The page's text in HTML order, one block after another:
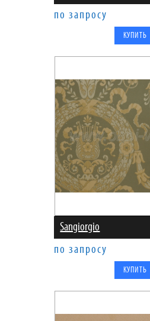
по запросу
Sangiorgio
по запросу